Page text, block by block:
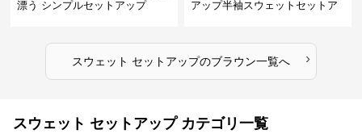
漂う シンプルセットアップ
アップ半袖スウェットセットア
スウェット セットアップのブラウン一覧へ ›
スウェット セットアップ カテゴリ一覧